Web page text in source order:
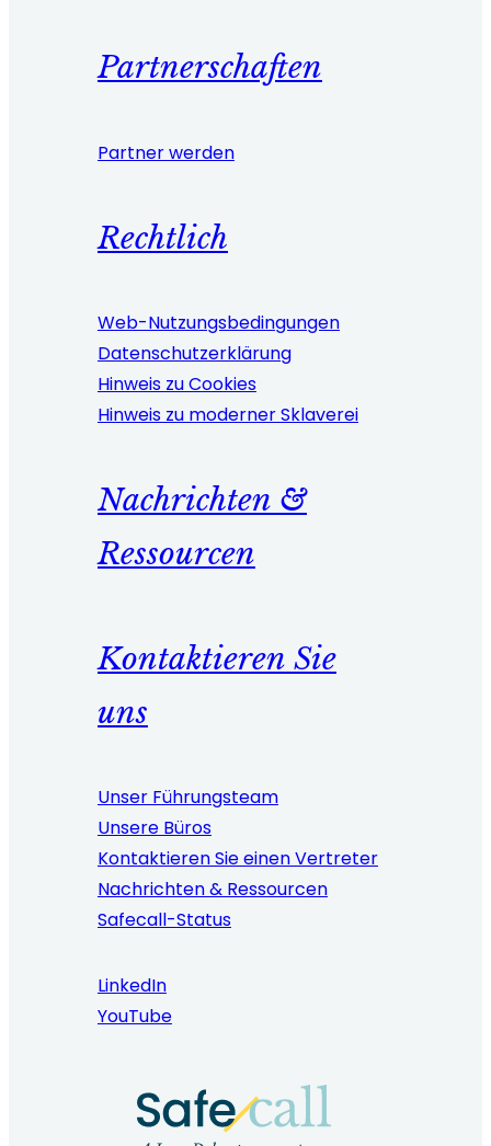
Partnerschaften
Partner werden
Rechtlich
Web-Nutzungsbedingungen
Datenschutzerklärung
Hinweis zu Cookies
Hinweis zu moderner Sklaverei
Nachrichten &
Ressourcen
Kontaktieren Sie
uns
Unser Führungsteam
Unsere Büros
Kontaktieren Sie einen Vertreter
Nachrichten & Ressourcen
Safecall-Status
LinkedIn
YouTube